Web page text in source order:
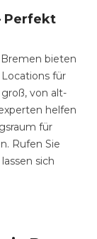
Perfekt
bieten
für
von alt-
helfen
für
Rufen Sie
sich